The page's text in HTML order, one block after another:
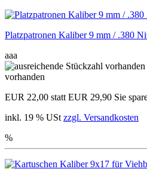
Platzpatronen Kaliber 9 mm / .380
aaa
vorhanden
EUR 22,00 statt EUR 29,90 Sie
inkl. 19 % USt zzgl. Versandkosten
%